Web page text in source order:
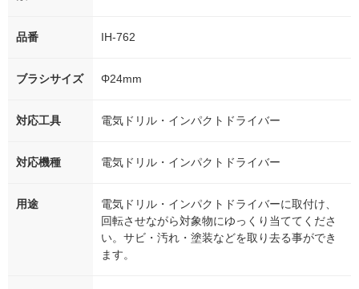
品番 IH-762
ブラシサイズ Φ24mm
対応工具 電気ドリル・インパクトドライバー
対応機種 電気ドリル・インパクトドライバー
用途
電気ドリル・インパクトドライバーに取付け、
回転させながら対象物にゆっくり当ててくださ
い。サビ・汚れ・塗装などを取り去る事ができ
ます。